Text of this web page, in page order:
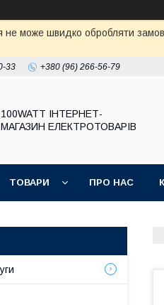
не може швидко обробляти
33 +380 (96) 266-56-79
100WATT ІНТЕРНЕТ-
МАГАЗИН ЕЛЕКТРОТОВАРІВ
ТОВАРИ ПРО НАС